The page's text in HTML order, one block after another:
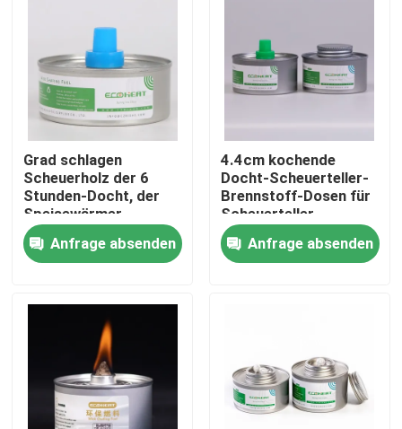
Fabrik-Ausflug
treten Sie mit uns in Verbindung
Fordern Sie ein Zitat
Biologisch abbaubares Einweggeschirr
Biologisch abbaubares Bagassen-Geschirr
Kompostierbares Partei-Geschirr
Grad schlagen
Scheuerholz der 6
Stunden-Docht, der
Speisewärmer-
Brennstoff-Dosen des
Brennstoff-3hr kocht
Anfrage absenden
4.4cm kochende
Docht-Scheuerteller-
Brennstoff-Dosen für
Scheuerteller-
Speisewärmer
Anfrage absenden